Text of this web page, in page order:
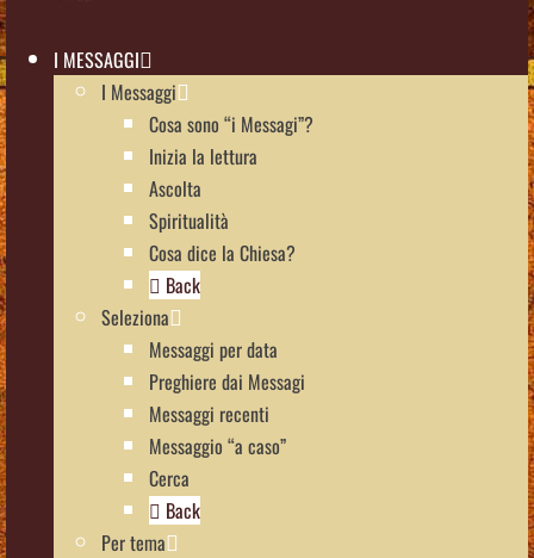
I MESSAGGI
I Messaggi
Cosa sono “i Messagi”?
Inizia la lettura
Ascolta
Spiritualità
Cosa dice la Chiesa?
Back
Seleziona
Messaggi per data
Preghiere dai Messagi
Messaggi recenti
Messaggio “a caso”
Cerca
Back
Per tema